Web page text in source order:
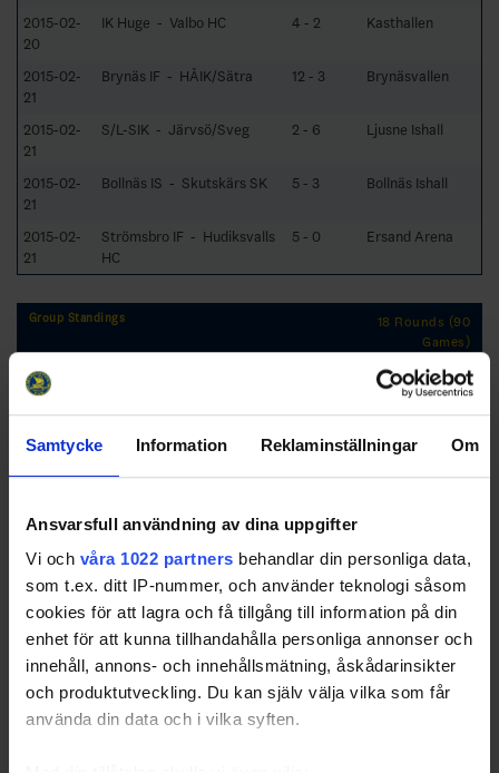
Samtycke Information Reklaminställningar Om
Ansvarsfull användning av dina uppgifter
Vi och våra 1022 partners behandlar din personliga data,
som t.ex. ditt IP-nummer, och använder teknologi såsom
cookies för att lagra och få tillgång till information på din
enhet för att kunna tillhandahålla personliga annonser och
innehåll, annons- och innehållsmätning, åskådarinsikter
och produktutveckling. Du kan själv välja vilka som får
använda din data och i vilka syften.
2015-02-
20
IK Huge - Valbo HC 4 - 2 Kasthallen
2015-02-
21
Brynäs IF - HÅIK/Sätra 12 - 3 Brynäsvallen
2015-02-
21
S/L-SIK - Järvsö/Sveg 2 - 6 Ljusne Ishall
2015-02-
21
Bollnäs IS - Skutskärs SK 5 - 3 Bollnäs Ishall
2015-02-
21
Strömsbro IF - Hudiksvalls
HC
5 - 0 Ersand Arena
Group Standings
18 Rounds (90
Games)
RK
TP
1
Strömsbro IF 18 16 0 2 75
48
2
Skutskärs SK 18 0 4 73
42
3
Brynäs IF 18 14 0 4 50
42
Valbo HC 10 -28
20
7
Hudiksvalls HC 18 6 1 11 -15
19
8
S/L-SIK 18 5 3 10 -30
18
9
Järvsö/Sveg 18 3 3 12 -48
12
1